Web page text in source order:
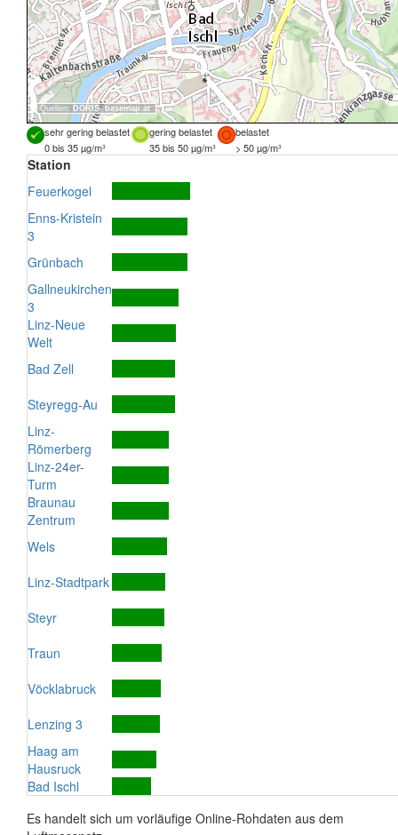
Quellen: DORIS, basemap.at
sehr gering belastet gering belastet
belastet
0 bis 35 µg/m³
35 bis 50 µg/m³ > 50 µg/m³
Station
Feuerkogel
Enns-Kristein
3
Grünbach
Gallneukirchen
3
Linz-Neue
Welt
Bad Zell
Steyregg-Au
Linz-
Römerberg
Linz-24er-
Turm
Braunau
Zentrum
Wels
Linz-Stadtpark
Steyr
Traun
Vöcklabruck
Lenzing 3
Haag am
Hausruck
Bad Ischl
Es handelt sich um vorläufige Online-Rohdaten aus dem